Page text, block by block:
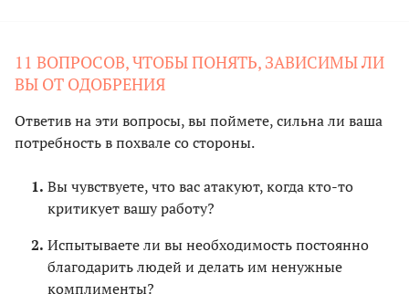
11 ВОПРОСОВ, ЧТОБЫ ПОНЯТЬ, ЗАВИСИМЫ ЛИ
ВЫ ОТ ОДОБРЕНИЯ
Ответив на эти вопросы, вы поймете, сильна ли ваша
потребность в похвале со стороны.
Вы чувствуете, что вас атакуют, когда кто-то
критикует вашу работу?
Испытываете ли вы необходимость постоянно
благодарить людей и делать им ненужные
комплименты?